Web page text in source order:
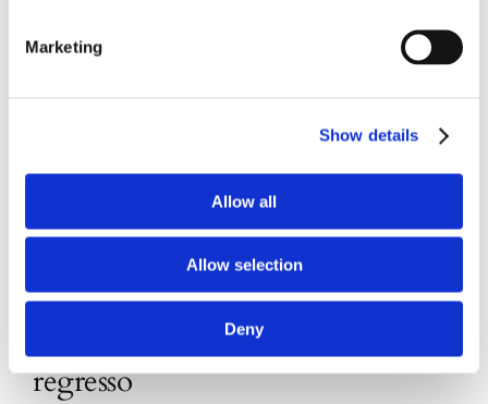
Marketing
Show details
Allow all
Allow selection
Deny
Obbligazioni solidali passive:
rapporti tra surrogazione legale e
regresso